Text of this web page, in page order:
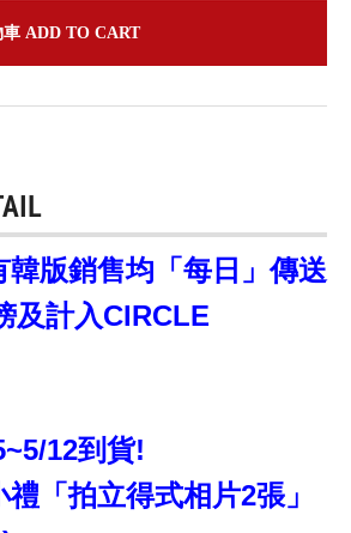
車 ADD TO CART
版銷售均「每日」傳送
及計入CIRCLE
12到貨!
「拍立得式相片2張」